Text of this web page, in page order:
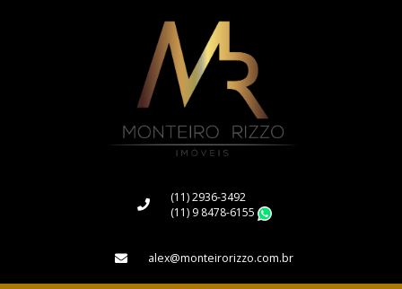
(11) 2936-3492
(11) 9 8478-6155
alex@monteirorizzo.com.br